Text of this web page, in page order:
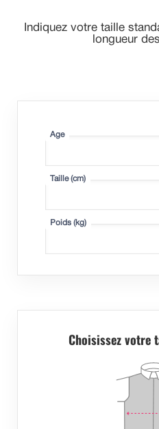
Indiquez votre taille
longueur
Age
Taille (cm)
Poids ( kg)
Choisissez votre